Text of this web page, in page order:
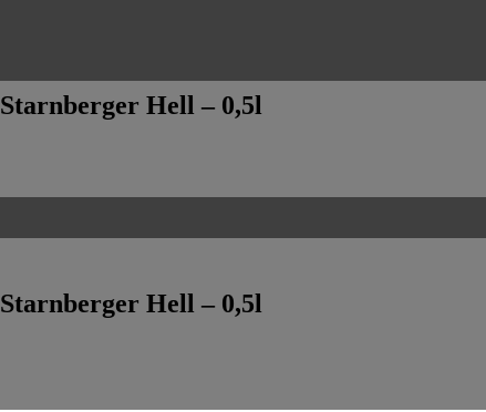
Starnberger Hell – 0,5l
Starnberger Hell – 0,5l